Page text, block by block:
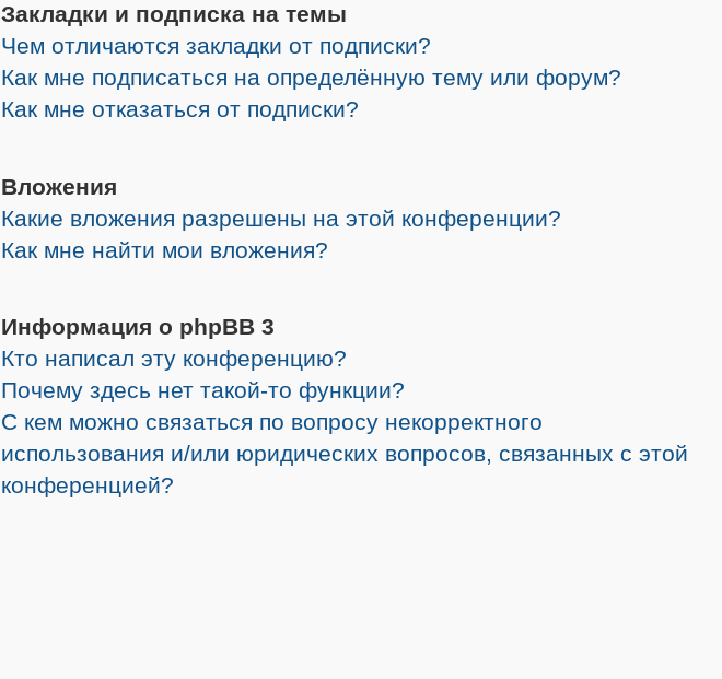
Закладки и подписка на темы
Чем отличаются закладки от подписки?
Как мне подписаться на определённую тему или форум?
Как мне отказаться от подписки?
Вложения
Какие вложения разрешены на этой конференции?
Как мне найти мои вложения?
Информация о phpBB 3
Кто написал эту конференцию?
Почему здесь нет такой-то функции?
С кем можно связаться по вопросу некорректного
использования и/или юридических вопросов, связанных с этой
конференцией?